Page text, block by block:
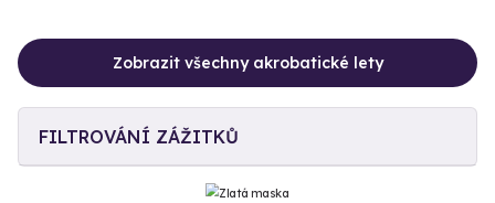
Zobrazit všechny akrobatické lety
FILTROVÁNÍ ZÁŽITKŮ